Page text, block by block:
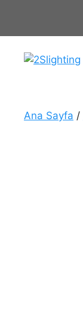
Ana Sayfa /